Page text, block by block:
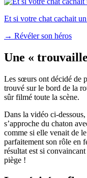
Et si votre chat cachait
→ Révéler son héros
Une «
Les sœurs ont décidé de
trouvé sur le bord de la
sûr filmé toute la scène.
Dans la vidéo ci-
s’approche du chaton
comme si elle venait de
parfaitement son rôle en
résultat est si
piège !